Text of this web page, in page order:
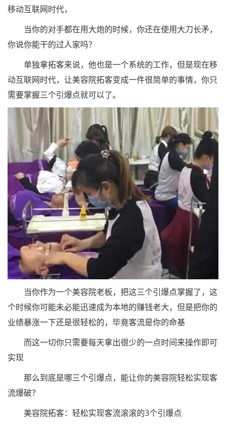
移动互联网时代，
当你的对手都在用大炮的时候，你还在使用大刀长矛，
你说你能干的过人家吗？
单独拿拓客来说，他也是一个系统的工作，但是现在移
动互联网时代，让美容院拓客变成一件很简单的事情，你只
需要掌握三个引爆点就可以了。
当你作为一个美容院老板，把这三个引爆点掌握了，这
个时候你可能未必能迅速成为本地的赚钱老大，但是把你的
业绩暴涨一下还是很轻松的，毕竟客流是你的命基
而这一切你只需要每天拿出很少的一点时间来操作即可
实现
那么到底是哪三个引爆点，能让你的美容院轻松实现客
流爆破？
美容院拓客：轻松实现客流滚滚的3个引爆点